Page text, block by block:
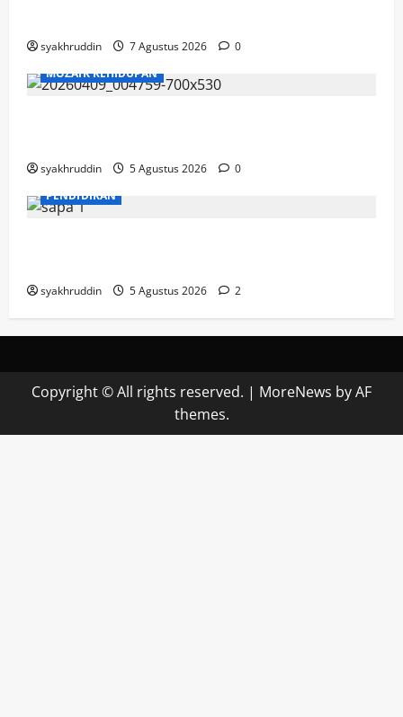
syakhruddin 7 Agustus 2026
0
MOZAIK KEHIDUPAN
syakhruddin 5 Agustus 2026
0
PENDIDIKAN
syakhruddin 5 Agustus 2026 2
Copyright © All rights reserved. | MoreNews by AF
themes.